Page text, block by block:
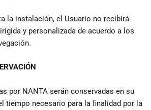
la instalación, el Usuario no recibirá
y personalizada de acuerdo a los
por NANTA serán conservadas en su
tiempo necesario para la finalidad por la